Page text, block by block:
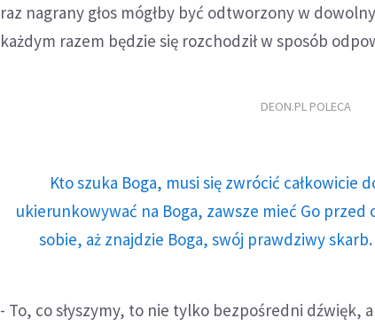
raz nagrany głos mógłby być odtworzony w
każdym razem będzie się rozchodził w sposób
DEON.PL POLECA
Kto szuka Boga, musi się zwrócić całkowicie
ukierunkowywać na Boga, zawsze mieć Go
sobie, aż znajdzie Boga, swój prawdziwy
- To, co słyszymy, to nie tylko bezpośredni dźwięk,